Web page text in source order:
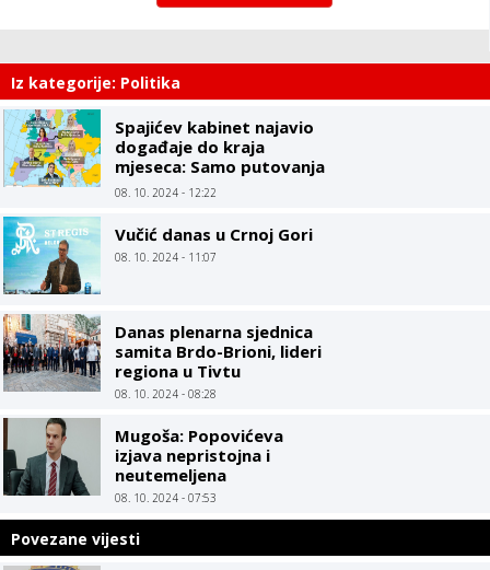
Iz kategorije: Politika
Spajićev kabinet najavio
događaje do kraja
mjeseca: Samo putovanja
ministara, Vlada kao
08. 10. 2024 - 12:22
Vučić danas u Crnoj Gori
08. 10. 2024 - 11:07
Danas plenarna sjednica
samita Brdo-Brioni, lideri
regiona u Tivtu
08. 10. 2024 - 08:28
Mugoša: Popovićeva
izjava nepristojna i
neutemeljena
08. 10. 2024 - 07:53
Povezane vijesti